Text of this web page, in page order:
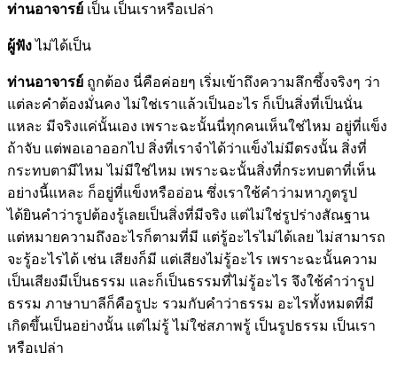
ท่านอาจารย์ เป็น เป็นเราหรือเปล่า
ผู้ฟังไม่ได้เป็น
ท่านอาจารย์ ถูกต้อง นี่คือค่อยๆ เริ่มเข้าถึงความลึกซึ้งจริงๆ ว่า
แต่ละคำต้องมั่นคง ไม่ใช่เราแล้วเป็นอะไร ก็เป็นสิ่งที่เป็นนั่น
แหละ มีจริงแค่นั้นเอง เพราะฉะนั้นนี่ทุกคนเห็นใช่ไหม อยู่ที่แข็ง
ถ้าจับ แต่พอเอาออกไป สิ่งที่เราจำได้ว่าแข็งไม่มีตรงนั้น สิ่งที่
กระทบตามีไหม ไม่มีใช่ไหม เพราะฉะนั้นสิ่งที่กระทบตาที่เห็น
อย่างนี้แหละ ก็อยู่ที่แข็งหรืออ่อน ซึ่งเราใช้คำว่ามหาภูตรูป
ได้ยินคำว่ารูปต้องรู้เลยเป็นสิ่งที่มีจริง แต่ไม่ใช่รูปร่างสัณฐาน
แต่หมายความถึงอะไรก็ตามที่มี แต่รู้อะไรไม่ได้เลย ไม่สามารถ
จะรู้อะไรได้ เช่น เสียงก็มี แต่เสียงไม่รู้อะไร เพราะฉะนั้นความ
เป็นเสียงมีเป็นธรรม และก็เป็นธรรมที่ไม่รู้อะไร จึงใช้คำว่ารูป
ธรรม ภาษาบาลีก็คือรูปะ รวมกับคำว่าธรรม อะไรทั้งหมดที่มี
เกิดขึ้นเป็นอย่างนั้น แต่ไม่รู้ ไม่ใช่สภาพรู้ เป็นรูปธรรม เป็นเรา
หรือเปล่า